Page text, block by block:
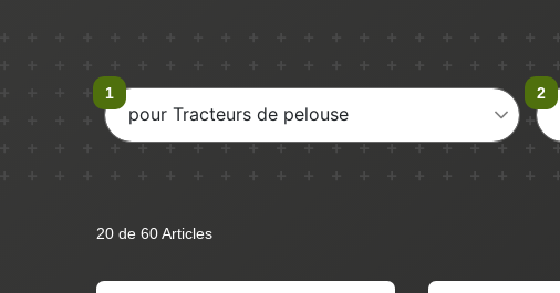
pour Tracteurs de pelouse
20 de 60 Articles